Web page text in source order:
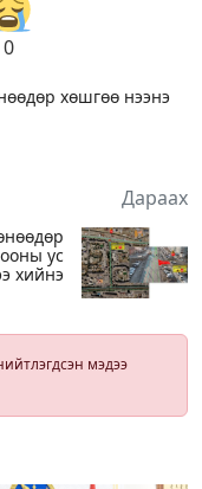
0
хөшгөө нээнэ
Дараах
ус
хийнэ
мэдээ